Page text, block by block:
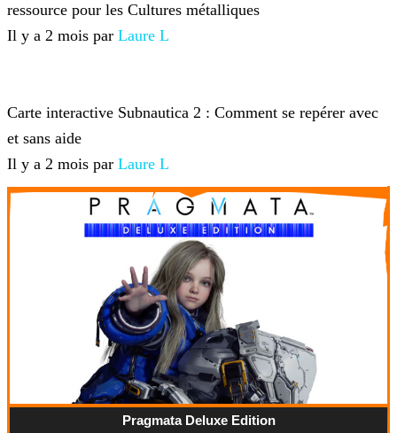
ressource pour les Cultures métalliques
Il y a 2 mois par Laure L
Carte interactive Subnautica 2 : Comment se repérer avec
et sans aide
Il y a 2 mois par Laure L
Pragmata Deluxe Edition